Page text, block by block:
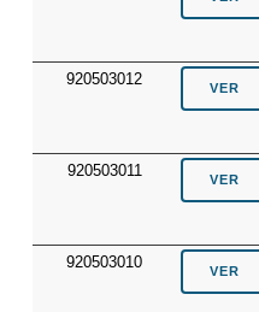
920503012
920503011
920503010